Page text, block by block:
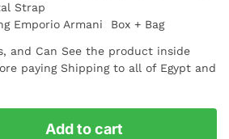
Strap
Emporio Armani Box + Bag
and Can See the product inside
paying Shipping to all of Egypt and
Add to cart